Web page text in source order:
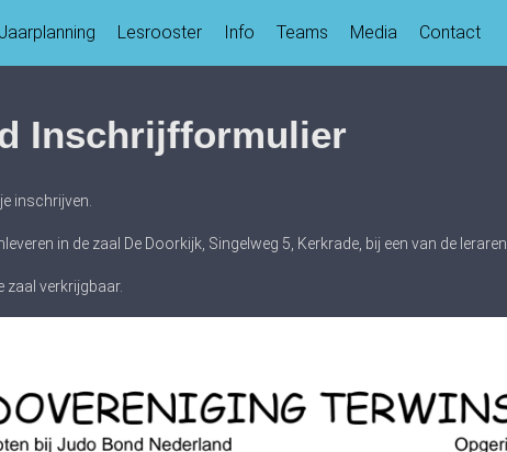
Jaarplanning Lesrooster Info Teams Media Contact
Inschrijfformulier
inschrijven.
in de zaal De Doorkijk, Singelweg 5, Kerkrade, bij een van de leraren.
zaal verkrijgbaar.